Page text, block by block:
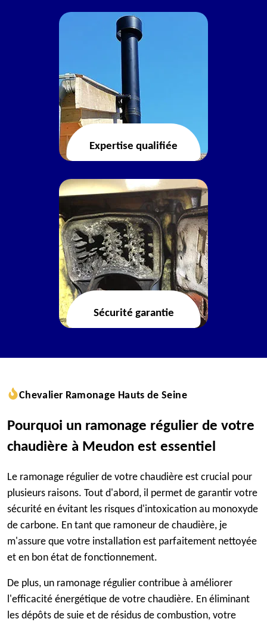
Expertise qualifiée
Sécurité garantie
Chevalier Ramonage Hauts de Seine
Pourquoi un ramonage régulier de votre
chaudière à Meudon est essentiel
Le ramonage régulier de votre chaudière est crucial pour
plusieurs raisons. Tout d'abord, il permet de garantir votre
sécurité en évitant les risques d'intoxication au monoxyde
de carbone. En tant que ramoneur de chaudière, je
m'assure que votre installation est parfaitement nettoyée
et en bon état de fonctionnement.
De plus, un ramonage régulier contribue à améliorer
l'efficacité énergétique de votre chaudière. En éliminant
les dépôts de suie et de résidus de combustion, votre